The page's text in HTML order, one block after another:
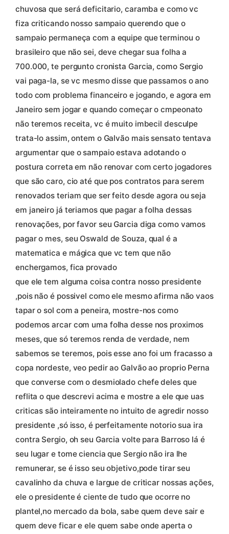
chuvosa que será deficitario, caramba e como vc
fiza criticando nosso sampaio querendo que o
sampaio permaneça com a equipe que terminou o
brasileiro que não sei, deve chegar sua folha a
700.000, te pergunto cronista Garcia, como Sergio
vai paga-la, se vc mesmo disse que passamos o ano
todo com problema financeiro e jogando, e agora em
Janeiro sem jogar e quando começar o cmpeonato
não teremos receita, vc é muito imbecil desculpe
trata-lo assim, ontem o Galvão mais sensato tentava
argumentar que o sampaio estava adotando o
postura correta em não renovar com certo jogadores
que são caro, cio até que pos contratos para serem
renovados teriam que ser feito desde agora ou seja
em janeiro já teriamos que pagar a folha dessas
renovações, por favor seu Garcia diga como vamos
pagar o mes, seu Oswald de Souza, qual é a
matematica e mágica que vc tem que não
enchergamos, fica provado
que ele tem alguma coisa contra nosso presidente
,pois não é possivel como ele mesmo afirma não vaos
tapar o sol com a peneira, mostre-nos como
podemos arcar com uma folha desse nos proximos
meses, que só teremos renda de verdade, nem
sabemos se teremos, pois esse ano foi um fracasso a
copa nordeste, veo pedir ao Galvão ao proprio Perna
que converse com o desmiolado chefe deles que
reflita o que descrevi acima e mostre a ele que uas
criticas são inteiramente no intuito de agredir nosso
presidente ,só isso, é perfeitamente notorio sua ira
contra Sergio, oh seu Garcia volte para Barroso lá é
seu lugar e tome ciencia que Sergio não ira lhe
remunerar, se é isso seu objetivo,pode tirar seu
cavalinho da chuva e largue de criticar nossas ações,
ele o presidente é ciente de tudo que ocorre no
plantel,no mercado da bola, sabe quem deve sair e
quem deve ficar e ele quem sabe onde aperta o